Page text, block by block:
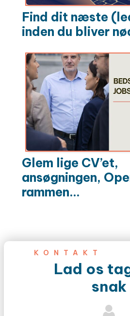
Find dit næste
inden du bliver
Glem lige CV’et,
ansøgningen,
rammen...
KONTAKT
Lad os
snak